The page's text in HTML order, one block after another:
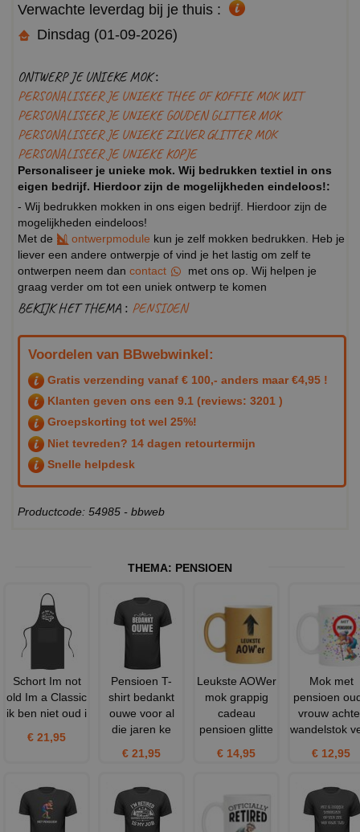
Verwachte leverdag bij je thuis :
Dinsdag (01-09-2026)
ONTWERP JE UNIEKE MOK :
PERSONALISEER JE UNIEKE THEE OF KOFFIE MOK WIT
PERSONALISEER JE UNIEKE GOUDEN GLITTER MOK
PERSONALISEER JE UNIEKE ZILVER GLITTER MOK
PERSONALISEER JE UNIEKE KOPJE
Personaliseer je unieke mok. Wij bedrukken textiel in ons
eigen bedrijf. Hierdoor zijn de mogelijkheden eindeloos!:
- Wij bedrukken mokken in ons eigen bedrijf. Hierdoor zijn de
mogelijkheden eindeloos!
Met de
ontwerpmodule kun je zelf mokken bedrukken. Heb je
liever een andere ontwerpje of vind je het lastig om zelf te
ontwerpen neem dan contact
met ons op. Wij helpen je
graag verder om tot een uniek ontwerp te komen
BEKIJK HET THEMA : PENSIOEN
Voordelen van BBwebwinkel:
Gratis verzending vanaf € 100,- anders maar €4,95 !
Klanten geven ons een 9.1 (reviews: 3201 )
Groepskorting tot wel 25%!
Niet tevreden? 14 dagen retourtermijn
Snelle helpdesk
Productcode: 54985 - bbweb
THEMA: PENSIOEN
Schort Im not
old Im a Classic
ik ben niet oud i
€ 21,95
Pensioen T-
shirt bedankt
ouwe voor al
die jaren ke
€ 21,95
Leukste AOWer
mok grappig
cadeau
pensioen glitte
€ 14,95
Mok met
pensioen
vrouw
wandelstok
€ 12,95